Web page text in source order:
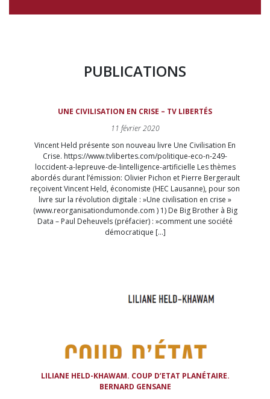
PUBLICATIONS
UNE CIVILISATION EN CRISE – TV LIBERTÉS
11 février 2020
Vincent Held présente son nouveau livre Une Civilisation En
Crise. https://www.tvlibertes.com/politique-eco-n-249-
loccident-a-lepreuve-de-lintelligence-artificielle Les thèmes
abordés durant l’émission: Olivier Pichon et Pierre Bergerault
reçoivent Vincent Held, économiste (HEC Lausanne), pour son
livre sur la révolution digitale : »Une civilisation en crise »
(www.reorganisationdumonde.com ) 1) De Big Brother à Big
Data – Paul Deheuvels (préfacier) : »comment une société
démocratique […]
LILIANE HELD-KHAWAM. COUP D’ETAT PLANÉTAIRE.
BERNARD GENSANE